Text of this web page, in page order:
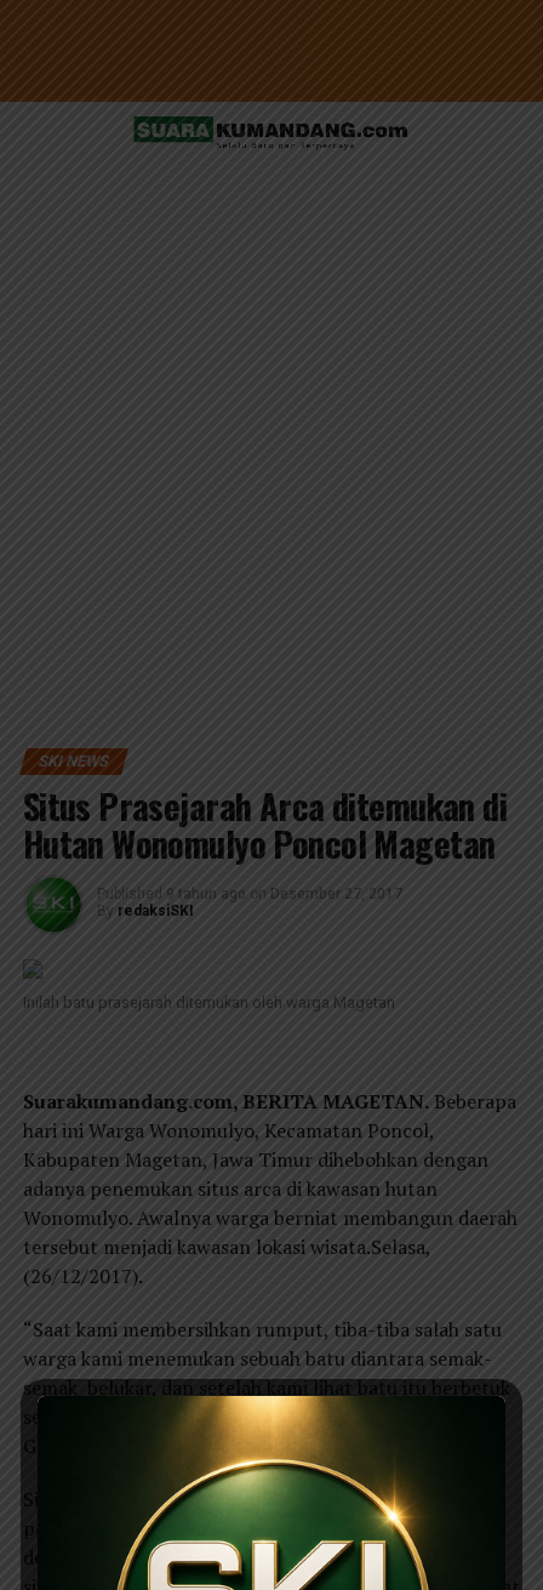
SKI NEWS
Situs Prasejarah Arca ditemukan di
Hutan Wonomulyo Poncol Magetan
Published 9 tahun ago on Desember 27, 2017
By redaksiSKI
Inilah batu prasejarah ditemukan oleh warga Magetan
Suarakumandang.com, BERITA MAGETAN.Beberapa
hari ini Warga Wonomulyo, Kecamatan Poncol,
Kabupaten Magetan, Jawa Timur dihebohkan dengan
adanya penemukan situs arca di kawasan hutan
Wonomulyo. Awalnya warga berniat membangun daerah
tersebut menjadi kawasan lokasi wisata.Selasa,
(26/12/2017).
“Saat kami membersihkan rumput, tiba-tiba salah satu
warga kami menemukan sebuah batu diantara semak-
semak belukar, dan setelah kami lihat batu itu berbetuk
seperti kepala raksasa,” ujar Supono Perangkat Desa
Genilangit, Kecamatan Poncol, Kabupaten Magetan.
Situs Arca berbentuk kepala raksasa itu, diduga situs
peninggalan Kerajaan Majapahit. Sebelumnya warga
desa sekitar sama sekali tidak mengetahui keberadaan